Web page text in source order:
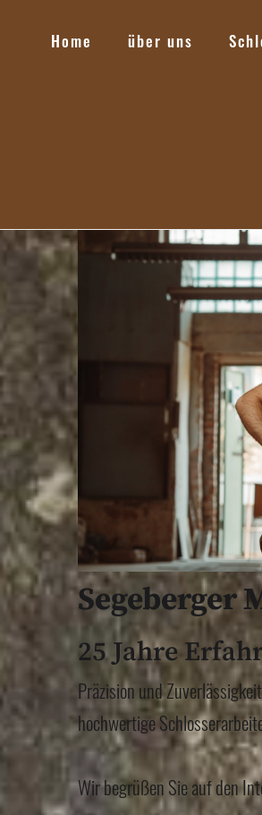
Home über uns
Segeberger
25 Jahre
Präzision und
hochwertige
Wir begrüßen Sie auf den